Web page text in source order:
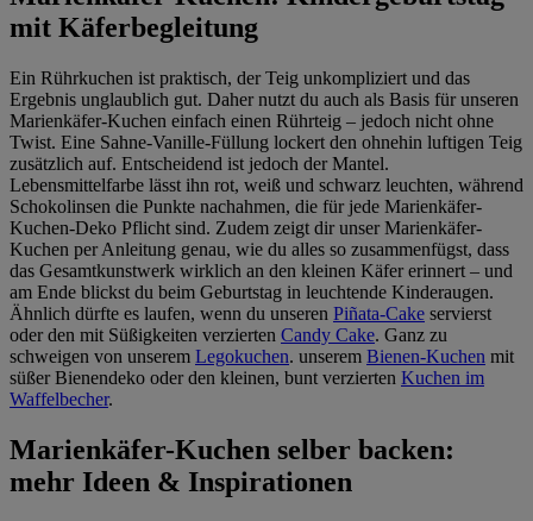
mit Käferbegleitung
Ein Rührkuchen ist praktisch, der Teig unkompliziert und das
Ergebnis unglaublich gut. Daher nutzt du auch als Basis für unseren
Marienkäfer-Kuchen einfach einen Rührteig – jedoch nicht ohne
Twist. Eine Sahne-Vanille-Füllung lockert den ohnehin luftigen Teig
zusätzlich auf. Entscheidend ist jedoch der Mantel.
Lebensmittelfarbe lässt ihn rot, weiß und schwarz leuchten, während
Schokolinsen die Punkte nachahmen, die für jede Marienkäfer-
Kuchen-Deko Pflicht sind. Zudem zeigt dir unser Marienkäfer-
Kuchen per Anleitung genau, wie du alles so zusammenfügst, dass
das Gesamtkunstwerk wirklich an den kleinen Käfer erinnert – und
am Ende blickst du beim Geburtstag in leuchtende Kinderaugen.
Ähnlich dürfte es laufen, wenn du unseren Piñata-Cake servierst
oder den mit Süßigkeiten verzierten Candy Cake. Ganz zu
schweigen von unserem Legokuchen. unserem Bienen-Kuchen mit
süßer Bienendeko oder den kleinen, bunt verzierten Kuchen im
Waffelbecher.
Marienkäfer-Kuchen selber backen:
mehr Ideen & Inspirationen